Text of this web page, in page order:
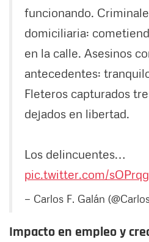
funcionando.
domiciliaria:
en la calle. Asesinos
antecedentes:
Fleteros capturados
dejados en libertad.
Los delincuentes…
pic.twitter.com/
— Carlos F. Galán
Impacto en empleo y